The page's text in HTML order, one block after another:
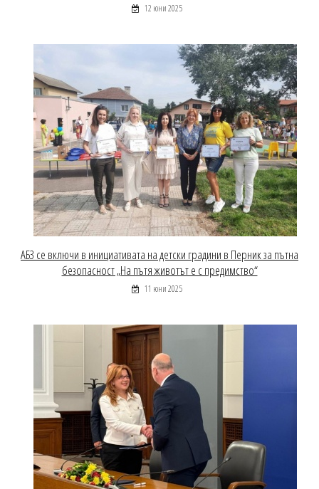
12 юни 2025
АБЗ се включи в инициативата на детски градини в Перник за пътна
безопасност „На пътя животът е с предимство“
11 юни 2025